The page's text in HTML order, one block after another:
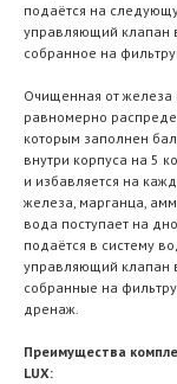
подаётся на
управляющий клапан
собранное на
Очищенная от железа
равномерно
которым заполнен
внутри корпуса на 5
и избавляется на
железа, марганца,
вода поступает на
подаётся в систему
управляющий клапан
собранные на
дренаж.
Преимущества
LUX: